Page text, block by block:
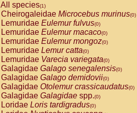
All species(1)
Cheirogaleidae Microcebus murinus(0)
Lemuridae Eulemur fulvus(0)
Lemuridae Eulemur macaco(0)
Lemuridae Eulemur mongoz(0)
Lemuridae Lemur catta(0)
Lemuridae Varecia variegata(0)
Galagidae Galago senegalensis(0)
Galagidae Galago demidovii(0)
Galagidae Otolemur crassicaudatus(0)
Galagidae Galagidae spp.(0)
Loridae Loris tardigradus(0)